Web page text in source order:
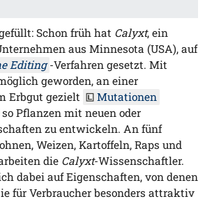
Schon früh hat Calyxt, ein
aus Minnesota (USA), auf
Editing -Verfahren gesetzt. Mit
geworden, an einer
Erbgut gezielt
Mutationen
Pflanzen mit neuen oder
zu entwickeln. An fünf
Weizen, Kartoffeln, Raps und
die Calyxt-Wissenschaftler.
dabei auf Eigenschaften, von denen
für Verbraucher besonders attraktiv